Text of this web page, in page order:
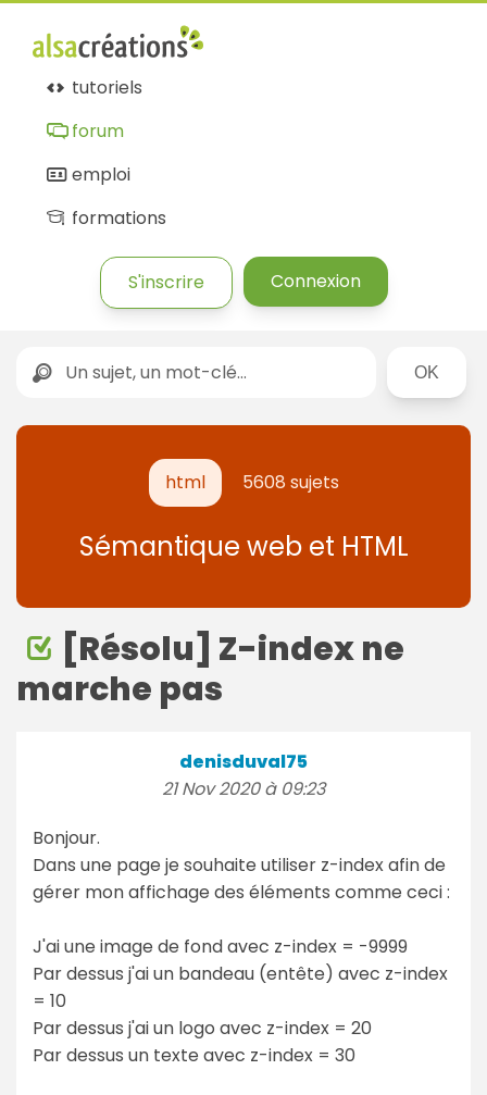
tutoriels
forum
emploi
formations
S'inscrire Connexion
Rechercher
html 5608 sujets
Sémantique web et HTML
[Résolu] Z-index ne
marche pas
denisduval75
21 Nov 2020 à 09:23
Bonjour.
Dans une page je souhaite utiliser z-index afin de
gérer mon affichage des éléments comme ceci :
J'ai une image de fond avec z-index = -9999
Par dessus j'ai un bandeau (entête) avec z-index
= 10
Par dessus j'ai un logo avec z-index = 20
Par dessus un texte avec z-index = 30